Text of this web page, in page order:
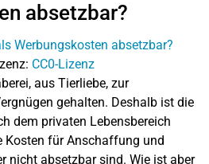
absetzbar?
CC0-Lizenz
aus Tierliebe, zur
gehalten. Deshalb ist die
dem privaten Lebensbereich
Kosten für Anschaffung und
nicht absetzbar sind. Wie ist aber